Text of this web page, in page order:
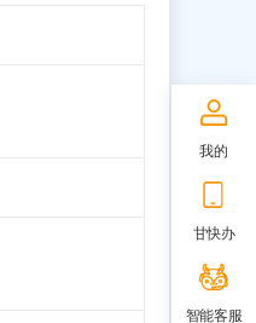
我的
甘快办
智能客服